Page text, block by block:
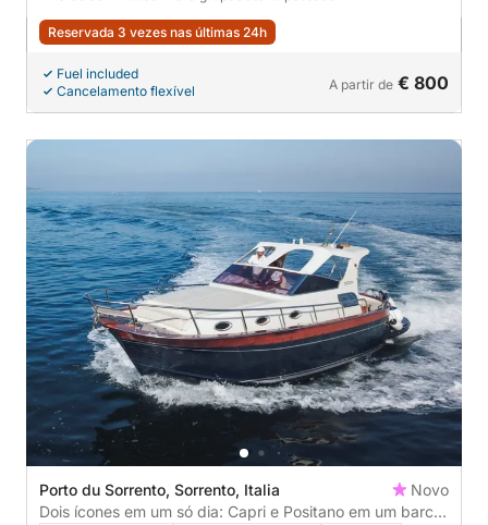
Reservada 3 vezes nas últimas 24h
Fuel included
Cancelamento flexível
A partir de € 800
Porto du Sorrento, Sorrento, Italia
Novo
Dois ícones em um só dia: Capri e Positano em um barco